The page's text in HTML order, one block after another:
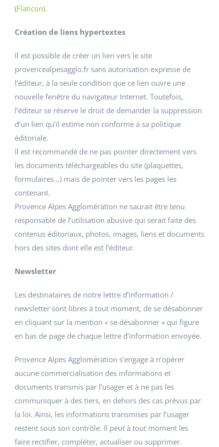
(Flaticon).
Création de liens hypertextes
Il est possible de créer un lien vers le site
provencealpesagglo.fr sans autorisation expresse de
l’éditeur, à la seule condition que ce lien ouvre une
nouvelle fenêtre du navigateur Internet. Toutefois,
l’éditeur se réserve le droit de demander la suppression
d’un lien qu’il estime non conforme à sa politique
éditoriale.
Il est recommandé de ne pas pointer directement vers
les documents téléchargeables du site (plaquettes,
formulaires…) mais de pointer vers les pages les
contenant.
Provence Alpes Agglomération ne saurait être tenu
responsable de l’utilisation abusive qui serait faite des
contenus éditoriaux, photos, images, liens et documents
hors des sites dont elle est l’éditeur.
Newsletter
Les destinataires de notre lettre d’information /
newsletter sont libres à tout moment, de se désabonner
en cliquant sur la mention « se désabonner » qui figure
en bas de page de chaque lettre d’information envoyée.
Provence Alpes Agglomération s’engage à n’opérer
aucune commercialisation des informations et
documents transmis par l’usager et à ne pas les
communiquer à des tiers, en dehors des cas prévus par
la loi. Ainsi, les informations transmises par l’usager
restent sous son contrôle. Il peut à tout moment les
faire rectifier, compléter, actualiser ou supprimer.